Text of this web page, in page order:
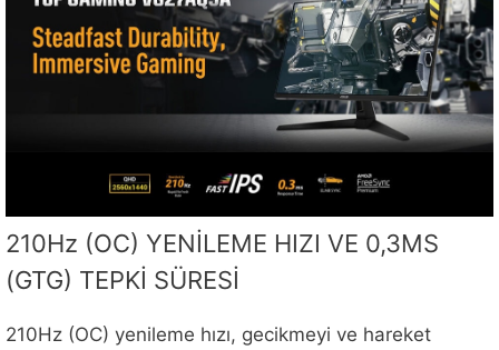
210Hz (OC) YENİLEME HIZI VE 0,3MS
(GTG) TEPKİ SÜRESİ
210Hz (OC) yenileme hızı, gecikmeyi ve hareket